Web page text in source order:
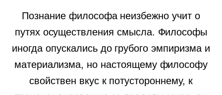
Познание философа неизбежно учит о
путях осуществления смысла. Философы
иногда опускались до грубого эмпиризма и
материализма, но настоящему философу
свойствен вкус к потустороннему, к